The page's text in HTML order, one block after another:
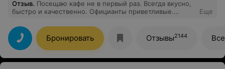
Отзыв. Посещаю кафе не в первый раз. Всегда вкусно,
быстро и качественно. Официанты приветливые.
не было этому месту.
Еще
Бронировать Отзывы2144